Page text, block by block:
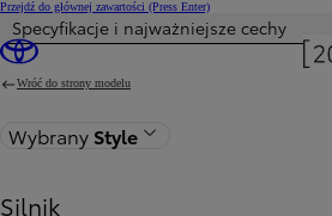
Przejdź do głównej zawartości (Press Enter)
Specyfikacje i najważniejsze cechy
Wróć do strony modelu
Wybrany Style
Silnik